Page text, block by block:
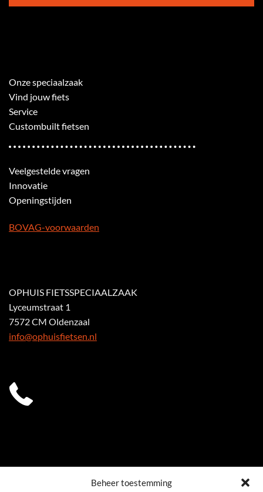
Beheer toestemming
Onze speciaalzaak
Vind jouw fiets
Service
Custombuilt fietsen
Veelgestelde vragen
Innovatie
Openingstijden
BOVAG-voorwaarden
OPHUIS FIETSSPECIAALZAAK
Lyceumstraat 1
7572 CM Oldenzaal
info@ophuisfietsen.nl